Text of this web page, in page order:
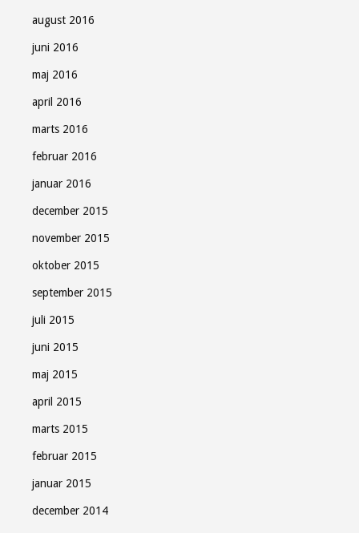
august 2016
juni 2016
maj 2016
april 2016
marts 2016
februar 2016
januar 2016
december 2015
november 2015
oktober 2015
september 2015
juli 2015
juni 2015
maj 2015
april 2015
marts 2015
februar 2015
januar 2015
december 2014